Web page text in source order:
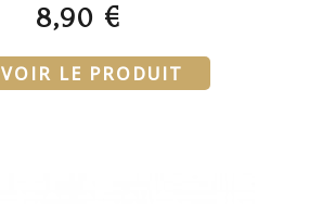
8,90 €
VOIR LE PRODUIT